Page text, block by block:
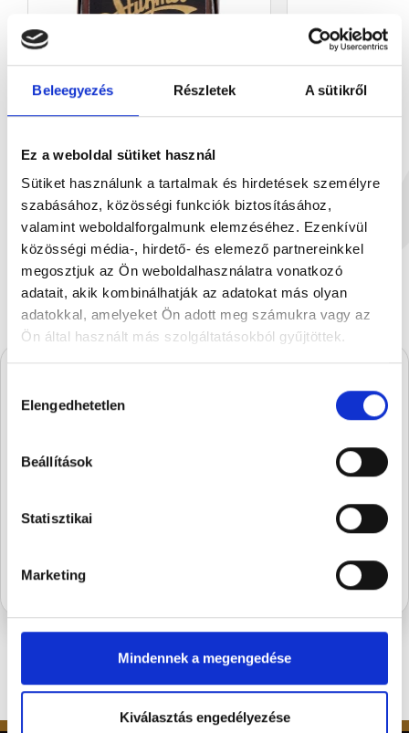
Beleegyezés Részletek A sütikről
Ez a weboldal sütiket használ
Sütiket használunk a tartalmak és hirdetések személyre
szabásához, közösségi funkciók biztosításához,
valamint weboldalforgalmunk elemzéséhez. Ezenkívül
közösségi média-, hirdető- és elemező partnereinkkel
megosztjuk az Ön weboldalhasználatra vonatkozó
adatait, akik kombinálhatják az adatokat más olyan
adatokkal, amelyeket Ön adott meg számukra vagy az
Ön által használt más szolgáltatásokból gyűjtöttek.
kiválasztása
Elengedhetetlen
Beállítások
Statisztikai
Marketing
Mindennek a megengedése
Kiválasztás engedélyezése
Étcsokoládés trüffel kocka...
13 g
279 Ft
Tejcsokoládé
A Stühmernél mindig
Iratkozz fel, és elsőként értesülsz a